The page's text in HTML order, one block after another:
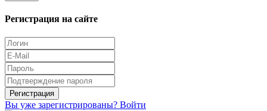
Регистрация на сайте
Вы уже зарегистрированы? Войти